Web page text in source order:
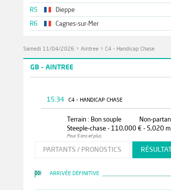
R5 Dieppe
R6 Cagnes-sur-Mer
Samedi 11/04/2026 > Aintree > C4 - Handicap Chase
GB - AINTREE
15:34 C4 - HANDICAP CHASE
Terrain : Bon souple
Non-
Steeple-chase - 110,000 € - 5,020 m
Pour 5 ans et plus.
PARTANTS / PRONOSTICS
ARRIVÉE DÉFINITIVE